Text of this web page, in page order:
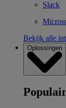
Slack
Bekijk alle
Oplossingen